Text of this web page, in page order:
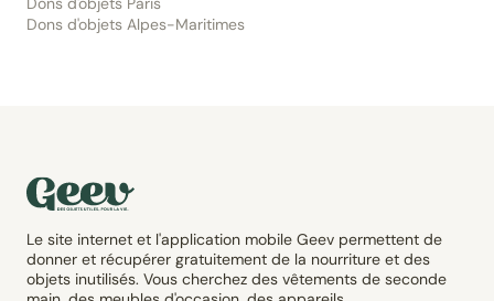
Dons d'objets Alpes-Maritimes
Le site internet et l'application mobile Geev permettent de
donner et récupérer gratuitement de la nourriture et des
objets inutilisés. Vous cherchez des vêtements de seconde